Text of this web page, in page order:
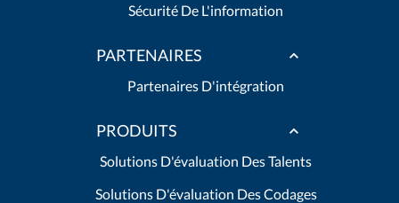
Sécurité De L'information
PARTENAIRES
Partenaires D'intégration
PRODUITS
Solutions D'évaluation Des Talents
Solutions D'évaluation Des Codages